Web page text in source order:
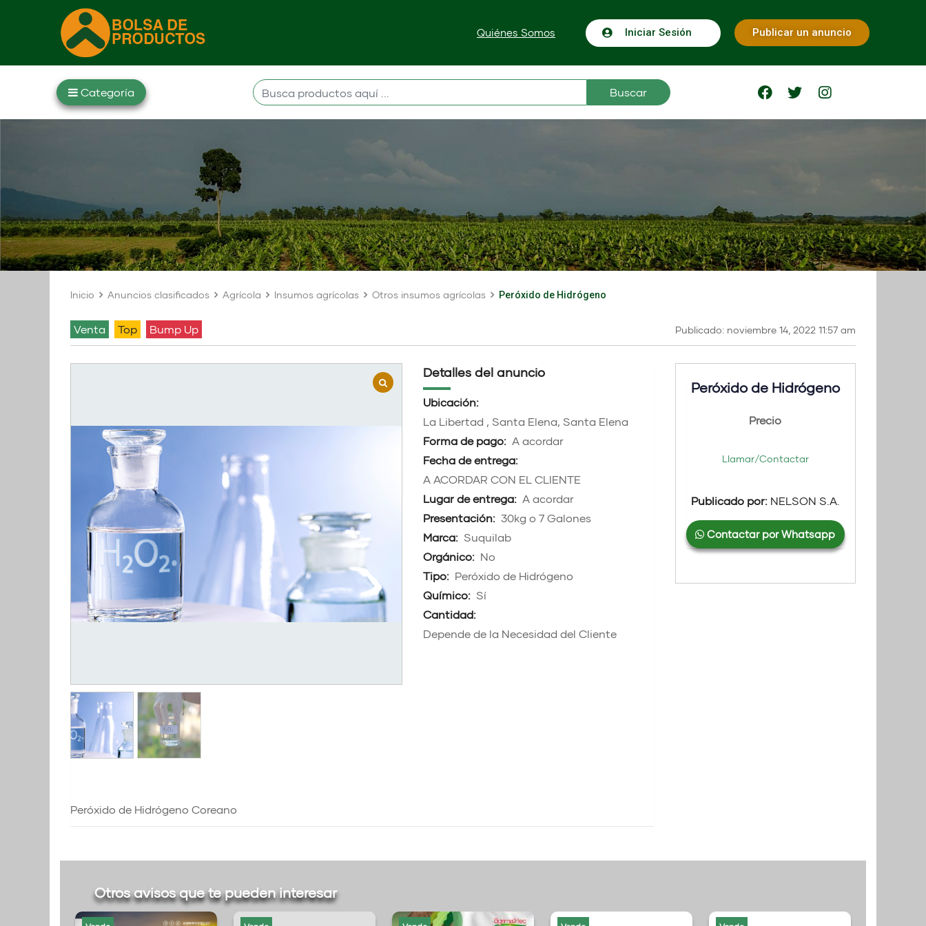
Quiénes Somos Iniciar Sesión Publicar un anuncio
Buscar
Inicio Anuncios clasificados Agrícola Insumos agrícolas Otros insumos agrícolas Peróxido de Hidrógeno
venta Top Bump Up Publicado: noviembre 14, 2022 11:57 am
Detalles del anuncio
Ubicación:
La Libertad , Santa Elena, Santa Elena
Forma de pago: A acordar
Fecha de entrega:
A ACORDAR CON EL CLIENTE
Lugar de entrega: A acordar
Presentación: 30kg o 7 Galones
Marca: Suquilab
Orgánico: No
Tipo: Peróxido de Hidrógeno
Químico: Sí
Cantidad:
Depende de la Necesidad del Cliente
Peróxido de Hidrógeno Coreano
Peróxido de Hidrógeno
Precio
Llamar/Contactar
Publicado por:NELSON S.A.
Contactar por Whatsapp
Otros avisos que te pueden interesar